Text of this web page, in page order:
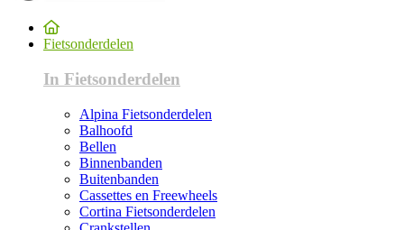
Fietsonderdelen
In Fietsonderdelen
Alpina Fietsonderdelen
Balhoofd
Bellen
Binnenbanden
Buitenbanden
Cassettes en Freewheels
Cortina Fietsonderdelen